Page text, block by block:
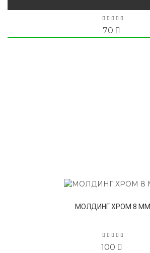
70
МОЛДИНГ ХРОМ 8 ММ
100